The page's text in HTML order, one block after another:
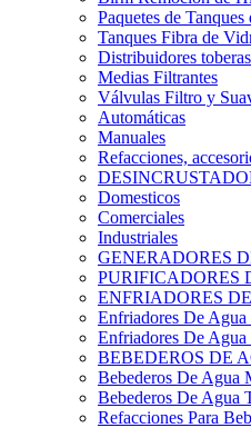
Paquetes de
Tanques Fibra de
Distribuidores
Medias Filtrantes
Válvulas Filtro y
Automáticas
Manuales
Refacciones,
Domesticos
Comerciales
Industriales
GENERADORES
PURIFICADORES
ENFRIADORES
Enfriadores De Agua
Enfriadores De Agua
BEBEDEROS DE
Bebederos De Agua
Bebederos De Agua
Refacciones Para